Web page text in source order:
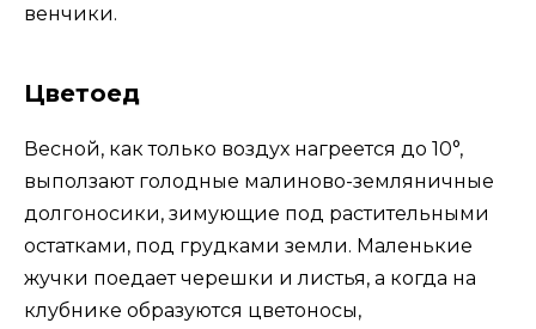
венчики.
Цветоед
Весной, как только воздух нагреется до 10°,
выползают голодные малиново-земляничные
долгоносики, зимующие под растительными
остатками, под грудками земли. Маленькие
жучки поедает черешки и листья, а когда на
клубнике образуются цветоносы,